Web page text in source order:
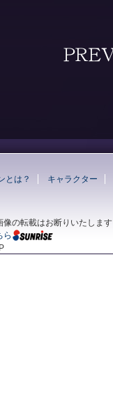
とは？ キャラクター
像の転載はお断りいたします
ら